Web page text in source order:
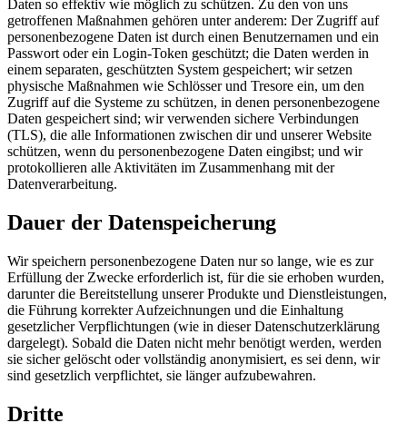
Daten so effektiv wie möglich zu schützen. Zu den von uns
getroffenen Maßnahmen gehören unter anderem: Der Zugriff auf
personenbezogene Daten ist durch einen Benutzernamen und ein
Passwort oder ein Login-Token geschützt; die Daten werden in
einem separaten, geschützten System gespeichert; wir setzen
physische Maßnahmen wie Schlösser und Tresore ein, um den
Zugriff auf die Systeme zu schützen, in denen personenbezogene
Daten gespeichert sind; wir verwenden sichere Verbindungen
(TLS), die alle Informationen zwischen dir und unserer Website
schützen, wenn du personenbezogene Daten eingibst; und wir
protokollieren alle Aktivitäten im Zusammenhang mit der
Datenverarbeitung.
Dauer der Datenspeicherung
Wir speichern personenbezogene Daten nur so lange, wie es zur
Erfüllung der Zwecke erforderlich ist, für die sie erhoben wurden,
darunter die Bereitstellung unserer Produkte und Dienstleistungen,
die Führung korrekter Aufzeichnungen und die Einhaltung
gesetzlicher Verpflichtungen (wie in dieser Datenschutzerklärung
dargelegt). Sobald die Daten nicht mehr benötigt werden, werden
sie sicher gelöscht oder vollständig anonymisiert, es sei denn, wir
sind gesetzlich verpflichtet, sie länger aufzubewahren.
Dritte